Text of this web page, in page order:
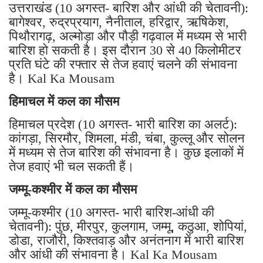
उत्तराखंड (10 अगस्त- बारिश और आंधी की चेतावनी):
बागेश्वर, रुद्रप्रयाग, नैनीताल, हरिद्वार, ऋषिकेश,
पिथौरागढ़, अल्मोड़ा और पौड़ी गढ़वाल में मध्यम से भारी
बारिश हो सकती है। इस दौरान 30 से 40 किलोमीटर
प्रति घंटे की रफ्तार से तेज हवाएं चलने की संभावना
है। Kal Ka Mousam
हिमाचल में कल का मौसम
हिमाचल प्रदेश (10 अगस्त- भारी बारिश का अलर्ट):
कांगड़ा, सिरमौर, शिमला, मंडी, चंबा, कुल्लू और सोलन
में मध्यम से तेज बारिश की संभावना है। कुछ इलाकों में
तेज हवाएं भी चल सकती हैं।
जम्मू-कश्मीर में कल का मौसम
जम्मू-कश्मीर (10 अगस्त- भारी बारिश-आंधी की
चेतावनी): पुंछ, मीरपुर, कुलगाम, जम्मू, कठुआ, शोपियां,
डोडा, राजौरी, किश्तवाड़ और अनंतनाग में भारी बारिश
और आंधी की संभावना है। Kal Ka Mousam